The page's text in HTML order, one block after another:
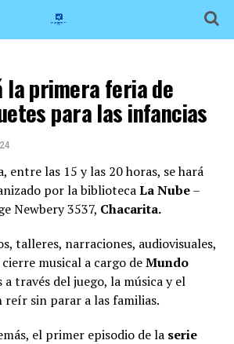
la primera feria de
para las infancias
entre las 15 y las 20 horas, se hará
por la bibliotecaLa Nube–
Newbery 3537, Chacarita.
talleres, narraciones, audiovisuales,
musical a cargo deMundo
a través del juego, la música y el
sin parar a las familias.
el primer episodio de la serie